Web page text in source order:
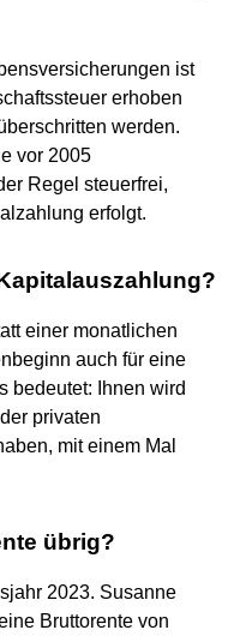
ist
erhoben
werden.
vor 2005
Regel steuerfrei,
erfolgt.
einer monatlichen
auch für eine
bedeutet: Ihnen wird
privaten
mit einem Mal
übrig?
2023. Susanne
Bruttorente von